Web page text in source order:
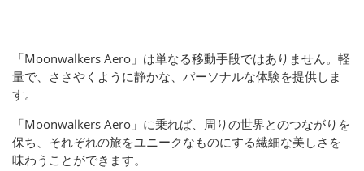
「Moonwalkers Aero」は単なる移動手段ではありません。軽
量で、ささやくように静かな、パーソナルな体験を提供しま
す。
「Moonwalkers Aero」に乗れば、周りの世界とのつながりを
保ち、それぞれの旅をユニークなものにする繊細な美しさを
味わうことができます。